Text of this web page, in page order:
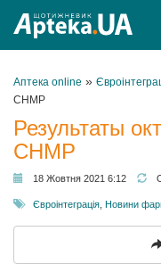
Аптека online »
CHMP
Результаты
CHMP
18 Жовтня 2021 6:12
Євроінтеграція Новини